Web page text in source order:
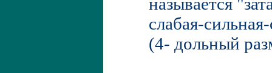
слабая-
(4- дольный